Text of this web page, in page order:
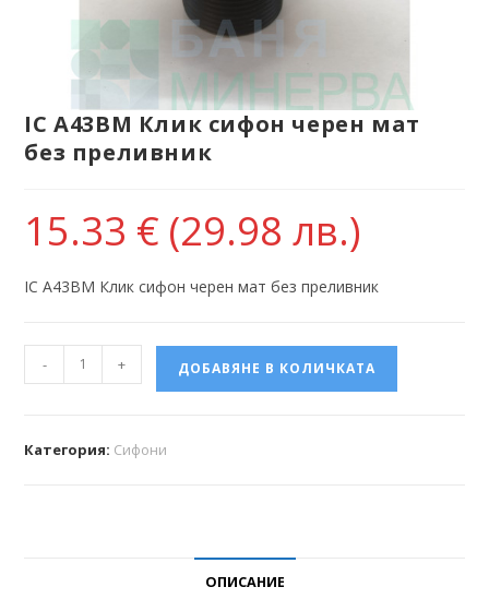
IC A43BM Клик сифон черен мат
без преливник
15.33 € (29.98 лв.)
IC A43BM Клик сифон черен мат без преливник
- + ДОБАВЯНЕ В КОЛИЧКАТА
Категория: Сифони
ОПИСАНИЕ